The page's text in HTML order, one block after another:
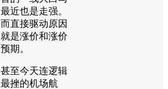
最近也是走强。
而直接驱动原因
就是涨价和涨价
预期。
甚至今天连逻辑
最挫的机场航